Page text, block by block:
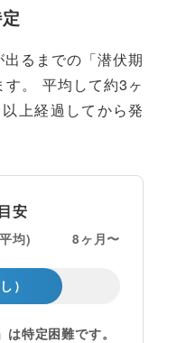
るまでの「潜伏期
。 平均して約3ヶ
上経過してから発
安
均) 8ヶ月〜
）
は特定困難です。